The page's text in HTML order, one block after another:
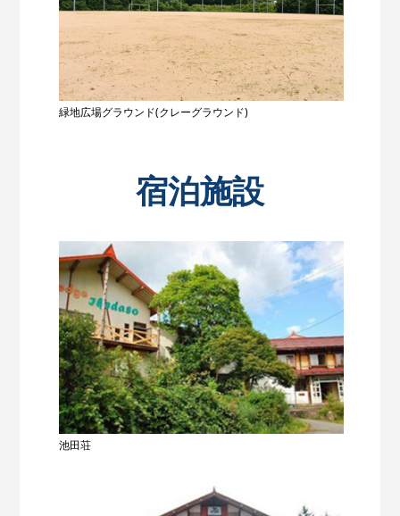
緑地広場グラウンド(クレーグラウンド)
宿泊施設
池田荘